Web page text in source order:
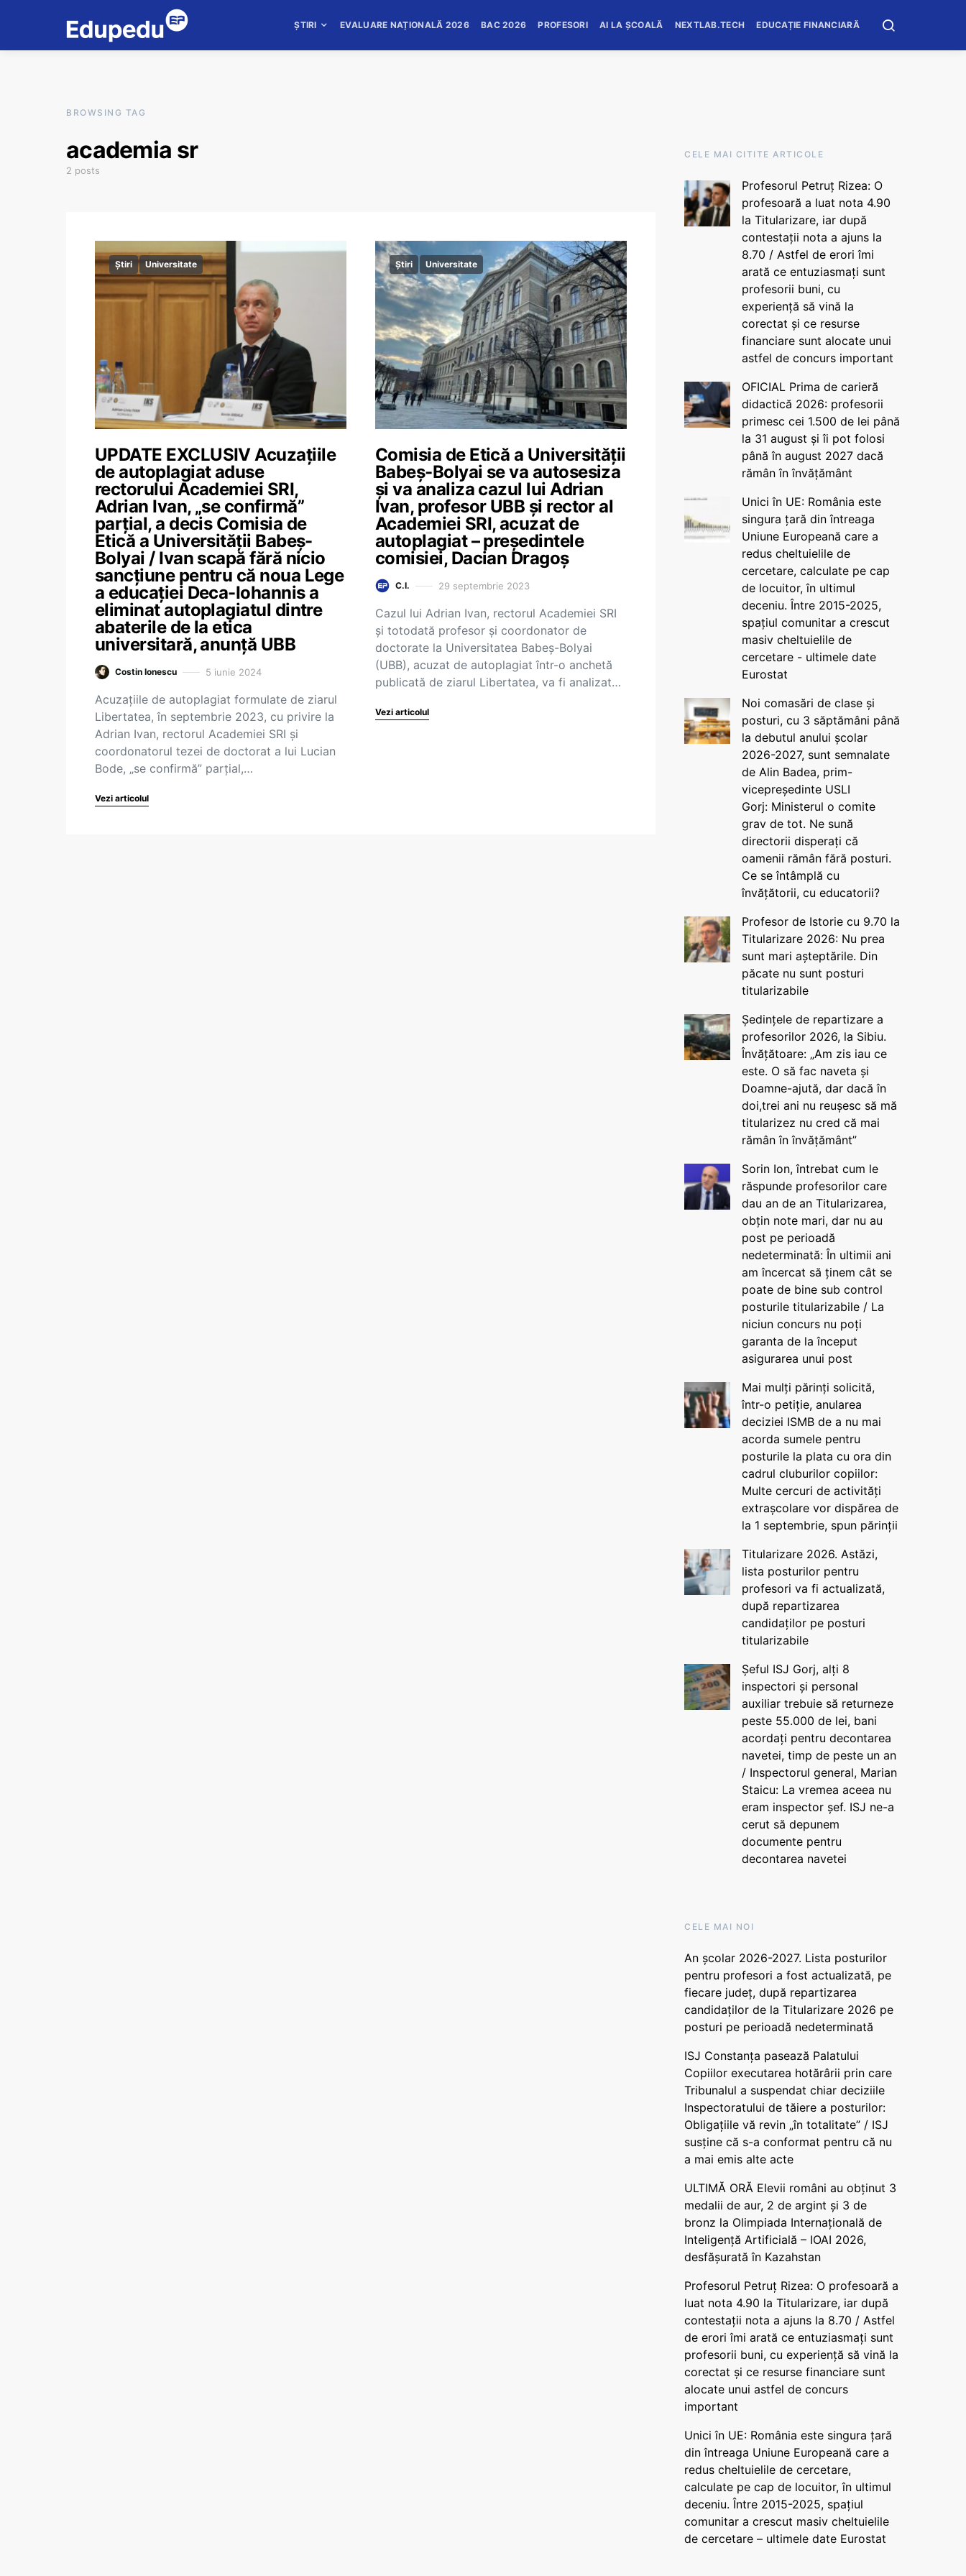
ȘTIRI EVALUARE NAȚIONALĂ 2026 BAC 2026 PROFESORI AI LA ȘCOALĂ NEXTLAB.TECH EDUCAȚIE FINANCIARĂ
BROWSING TAG
academia sr
2 posts
Știri Universitate
UPDATE EXCLUSIV Acuzațiile
de autoplagiat aduse
rectorului Academiei SRI,
Adrian Ivan, „se confirmă”
parțial, a decis Comisia de
Etică a Universității Babeș-
Bolyai / Ivan scapă fără nicio
sancțiune pentru că noua Lege
a educației Deca-Iohannis a
eliminat autoplagiatul dintre
abaterile de la etica
universitară, anunță UBB
Costin Ionescu 5 iunie 2024
Acuzațiile de autoplagiat formulate de ziarul
Libertatea, în septembrie 2023, cu privire la
Adrian Ivan, rectorul Academiei SRI și
coordonatorul tezei de doctorat a lui Lucian
Bode, „se confirmă” parțial,…
Vezi articolul
Știri Universitate
Comisia de Etică a Universității
Babeș-Bolyai se va autosesiza
și va analiza cazul lui Adrian
Ivan, profesor UBB și rector al
Academiei SRI, acuzat de
autoplagiat – președintele
comisiei, Dacian Dragoș
C.I. 29 septembrie 2023
Cazul lui Adrian Ivan, rectorul Academiei SRI
și totodată profesor și coordonator de
doctorate la Universitatea Babeș-Bolyai
(UBB), acuzat de autoplagiat într-o anchetă
publicată de ziarul Libertatea, va fi analizat…
Vezi articolul
CELE MAI CITITE ARTICOLE
Profesorul Petruț Rizea: O
profesoară a luat nota 4.90
la Titularizare, iar după
contestații nota a ajuns la
8.70 / Astfel de erori îmi
arată ce entuziasmați sunt
profesorii buni, cu
experiență să vină la
corectat și ce resurse
financiare sunt alocate unui
astfel de concurs important
OFICIAL Prima de carieră
didactică 2026: profesorii
primesc cei 1.500 de lei până
la 31 august și îi pot folosi
până în august 2027 dacă
rămân în învățământ
Unici în UE: România este
singura țară din întreaga
Uniune Europeană care a
redus cheltuielile de
cercetare, calculate pe cap
de locuitor, în ultimul
deceniu. Între 2015-2025,
spațiul comunitar a crescut
masiv cheltuielile de
cercetare - ultimele date
Eurostat
Noi comasări de clase și
posturi, cu 3 săptămâni până
la debutul anului școlar
2026-2027, sunt semnalate
de Alin Badea, prim-
vicepreședinte USLI
Gorj: Ministerul o comite
grav de tot. Ne sună
directorii disperați că
oamenii rămân fără posturi.
Ce se întâmplă cu
învățătorii, cu educatorii?
Profesor de Istorie cu 9.70 la
Titularizare 2026: Nu prea
sunt mari așteptările. Din
păcate nu sunt posturi
titularizabile
Ședințele de repartizare a
profesorilor 2026, la Sibiu.
Învățătoare: „Am zis iau ce
este. O să fac naveta și
Doamne-ajută, dar dacă în
doi,trei ani nu reușesc să mă
titularizez nu cred că mai
rămân în învățământ”
Sorin Ion, întrebat cum le
răspunde profesorilor care
dau an de an Titularizarea,
obțin note mari, dar nu au
post pe perioadă
nedeterminată: În ultimii ani
am încercat să ținem cât se
poate de bine sub control
posturile titularizabile / La
niciun concurs nu poți
garanta de la început
asigurarea unui post
Mai mulți părinți solicită,
într-o petiție, anularea
deciziei ISMB de a nu mai
acorda sumele pentru
posturile la plata cu ora din
cadrul cluburilor copiilor:
Multe cercuri de activități
extrașcolare vor dispărea de
la 1 septembrie, spun părinții
Titularizare 2026. Astăzi,
lista posturilor pentru
profesori va fi actualizată,
după repartizarea
candidaților pe posturi
titularizabile
Șeful ISJ Gorj, alți 8
inspectori și personal
auxiliar trebuie să returneze
peste 55.000 de lei, bani
acordați pentru decontarea
navetei, timp de peste un an
/ Inspectorul general, Marian
Staicu: La vremea aceea nu
eram inspector șef. ISJ ne-a
cerut să depunem
documente pentru
decontarea navetei
CELE MAI NOI
An școlar 2026-2027. Lista posturilor
pentru profesori a fost actualizată, pe
fiecare județ, după repartizarea
candidaților de la Titularizare 2026 pe
posturi pe perioadă nedeterminată
ISJ Constanța pasează Palatului
Copiilor executarea hotărârii prin care
Tribunalul a suspendat chiar deciziile
Inspectoratului de tăiere a posturilor:
Obligațiile vă revin „în totalitate” / ISJ
susține că s-a conformat pentru că nu
a mai emis alte acte
ULTIMĂ ORĂ Elevii români au obținut 3
medalii de aur, 2 de argint și 3 de
bronz la Olimpiada Internațională de
Inteligență Artificială – IOAI 2026,
desfășurată în Kazahstan
Profesorul Petruț Rizea: O profesoară a
luat nota 4.90 la Titularizare, iar după
contestații nota a ajuns la 8.70 / Astfel
de erori îmi arată ce entuziasmați sunt
profesorii buni, cu experiență să vină la
corectat și ce resurse financiare sunt
alocate unui astfel de concurs
important
Unici în UE: România este singura țară
din întreaga Uniune Europeană care a
redus cheltuielile de cercetare,
calculate pe cap de locuitor, în ultimul
deceniu. Între 2015-2025, spațiul
comunitar a crescut masiv cheltuielile
de cercetare – ultimele date Eurostat